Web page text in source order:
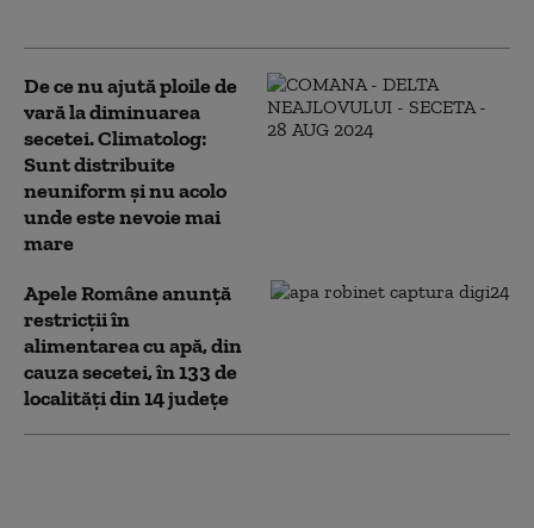
De ce nu ajută ploile de
vară la diminuarea
secetei. Climatolog:
Sunt distribuite
neuniform și nu acolo
unde este nevoie mai
mare
Apele Române anunță
restricţii în
alimentarea cu apă, din
cauza secetei, în 133 de
localităţi din 14 judeţe